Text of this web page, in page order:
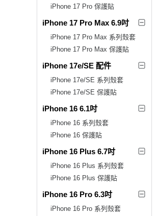
iPhone 17 Pro 保護貼
iPhone 17 Pro Max 6.9吋
iPhone 17 Pro Max 系列殼套
iPhone 17 Pro Max 保護貼
iPhone 17e/SE 配件
iPhone 17e/SE 系列殼套
iPhone 17e/SE 保護貼
iPhone 16 6.1吋
iPhone 16 系列殼套
iPhone 16 保護貼
iPhone 16 Plus 6.7吋
iPhone 16 Plus 系列殼套
iPhone 16 Plus 保護貼
iPhone 16 Pro 6.3吋
iPhone 16 Pro 系列殼套